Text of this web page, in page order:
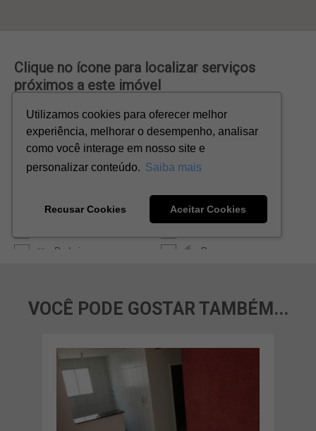
VOCÊ PODE GOSTAR TAMBÉM...